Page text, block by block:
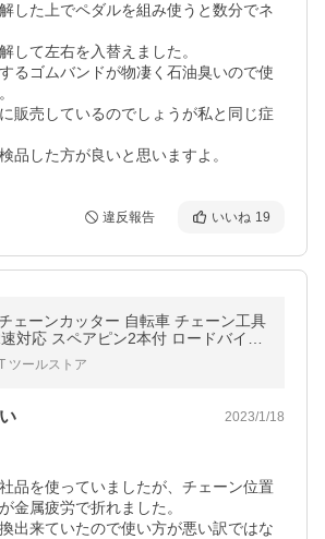
した上でペダルを組み使うと数分でネ
して左右を入替えました。
るゴムバンドが物凄く石油臭いので使
販売しているのでしょうが私と同じ症
品した方が良いと思いますよ。
違反報告 いいね 19
ェーンカッター 自転車 チェーン工具
対応 スペアピン2本付 ロードバイク
ェーン切断 チェーンフック付き メン
ス BT-15R
ツールストア
2023/1/18
品を使っていましたが、チェーン位置
金属疲労で折れました。
出来ていたので使い方が悪い訳ではな